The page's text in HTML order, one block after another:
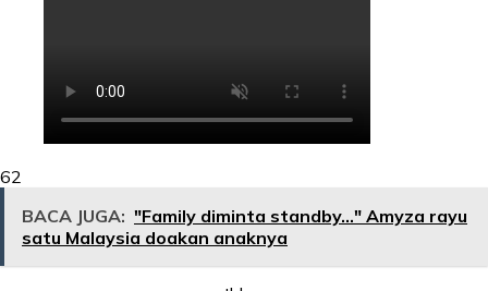
62
BACA JUGA: "Family diminta standby…" Amyza rayu
satu Malaysia doakan anaknya